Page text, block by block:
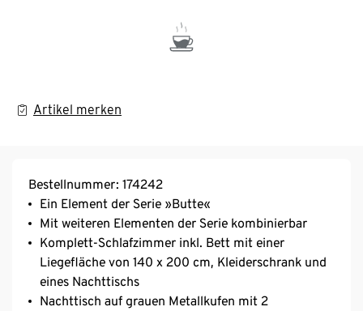
Artikel merken
Bestellnummer: 174242
Ein Element der Serie »Butte«
Mit weiteren Elementen der Serie kombinierbar
Komplett-Schlafzimmer inkl. Bett mit einer
Liegefläche von 140 x 200 cm, Kleiderschrank und
eines Nachttischs
Nachttisch auf grauen Metallkufen mit 2